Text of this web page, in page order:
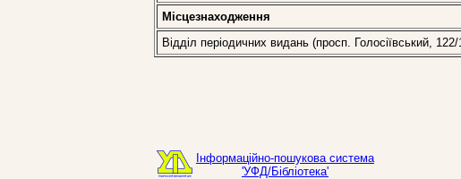
Місцезнаходження
Відділ періодичних видань (просп. Голосіївський, 122/
Інформаційно-пошукова система
'УФД/Бібліотека'